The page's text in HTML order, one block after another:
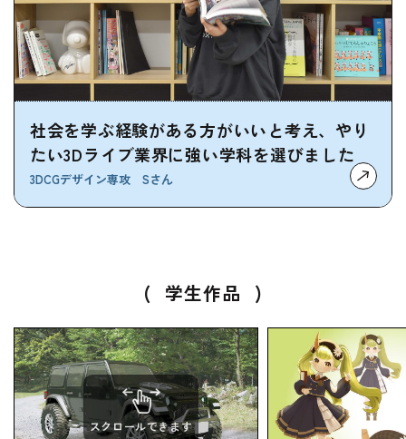
社会を学ぶ経験がある方がいいと考え、やり
たい3Dライブ業界に強い学科を選びました
3DCGデザイン専攻 Sさん
( 学生作品 )
スクロールできます